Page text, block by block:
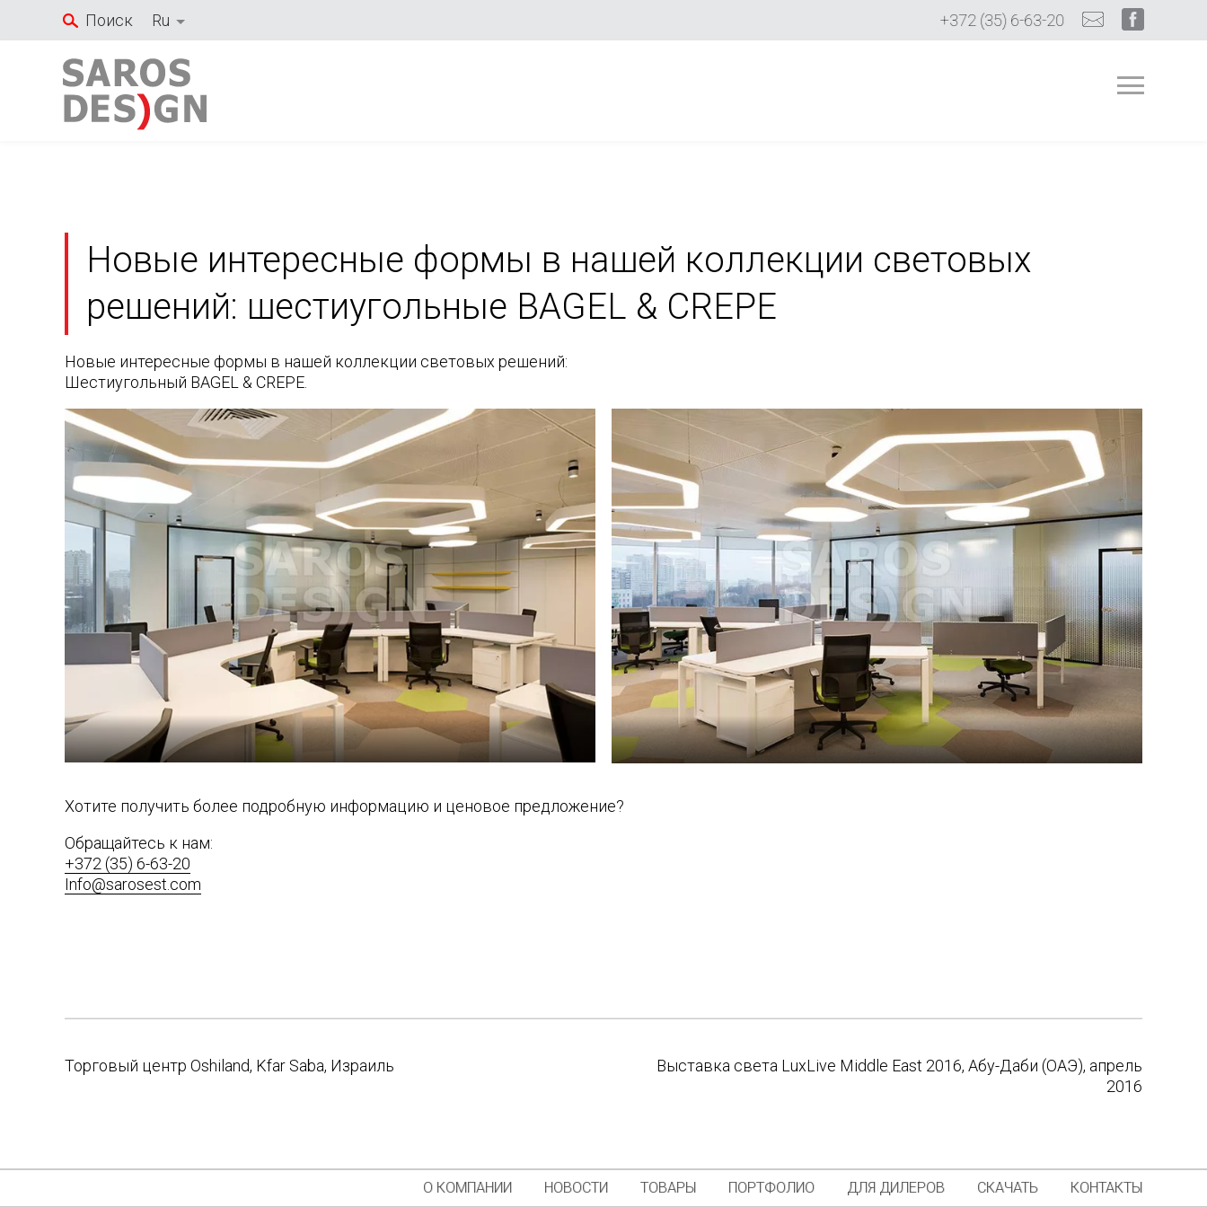
Поиск Ru +372 (35) 6-63-20
Новые интересные формы в нашей коллекции световых
решений: шестиугольные BAGEL & CREPE
Новые интересные формы в нашей коллекции световых решений:
Шестиугольный BAGEL & CREPE.
Хотите получить более подробную информацию и ценовое предложение?
Обращайтесь к нам:
+372 (35) 6-63-20
Info@sarosest.com
Post
Выставка света LuxLive Middle East 2016, Абу-Даби (ОАЭ), апрель
2016
Торговый центр Oshiland, Kfar Saba, Израиль
О КОМПАНИИ НОВОСТИ ТОВАРЫ ПОРТФОЛИО ДЛЯ ДИЛЕРОВ СКАЧАТЬ КОНТАКТЫ